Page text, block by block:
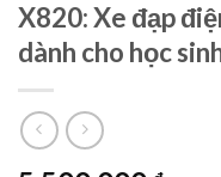
X820: Xe đạp
dành cho học